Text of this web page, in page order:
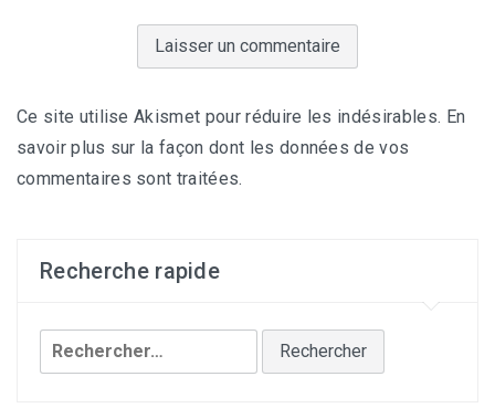
Ce site utilise Akismet pour réduire les indésirables. En
savoir plus sur la façon dont les données de vos
commentaires sont traitées.
Recherche rapide
Rechercher :